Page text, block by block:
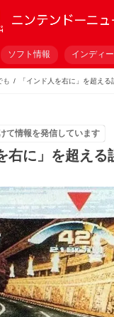
ソフト情報 インディ
も 「インド人を右に」を超え
て情報を発信しています
右に」を超え